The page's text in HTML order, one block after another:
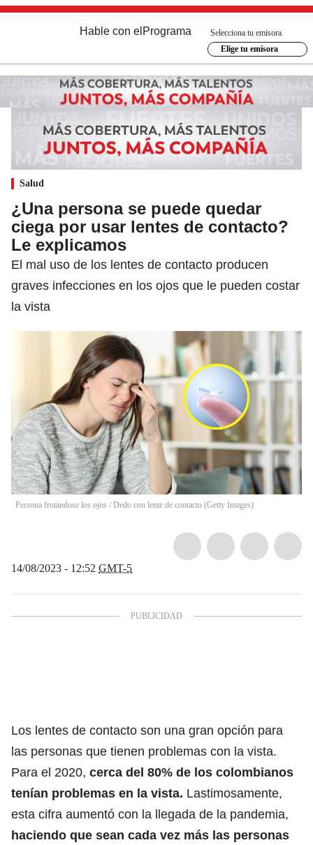
Hable con el Programa
Selecciona tu emisora
Elige tu emisora
Salud
¿Una persona se puede quedar
ciega por usar lentes de contacto?
Le explicamos
El mal uso de los lentes de contacto producen
graves infecciones en los ojos que le pueden costar
la vista
Persona frotándose los ojos / Dedo con lente de contacto (Getty Images)
14/08/2023 - 12:52 GMT-5
Los lentes de contacto son una gran opción para
las personas que tienen problemas con la vista.
Para el 2020, cerca del 80% de los colombianos
tenían problemas en la vista. Lastimosamente,
esta cifra aumentó con la llegada de la pandemia,
haciendo que sean cada vez más las personas